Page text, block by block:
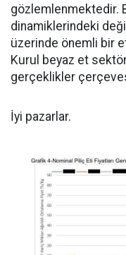
gözlemlenmektedir.
dinamiklerindeki
üzerinde önemli bir
Kurul beyaz et
gerçeklikler
İyi pazarlar.